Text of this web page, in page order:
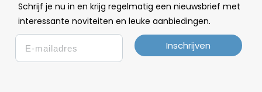
Schrijf je nu in en krijg regelmatig een nieuwsbrief met
interessante noviteiten en leuke aanbiedingen.
Email
Inschrijven